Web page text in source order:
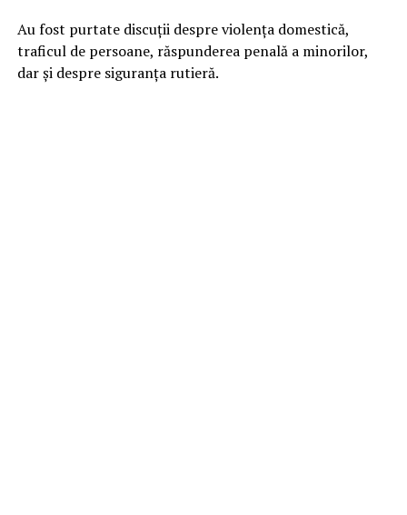
Au fost purtate discuţii despre violenţa domestică,
traficul de persoane, răspunderea penală a minorilor,
dar şi despre siguranţa rutieră.